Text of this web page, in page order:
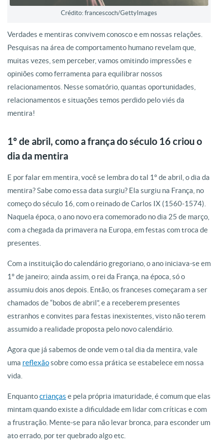
Crédito: francescoch/GettyImages
Verdades e mentiras convivem conosco e em nossas relações.
Pesquisas na área de comportamento humano revelam que,
muitas vezes, sem perceber, vamos omitindo impressões e
opiniões como ferramenta para equilibrar nossos
relacionamentos. Nesse somatório, quantas oportunidades,
relacionamentos e situações temos perdido pelo viés da
mentira!
1º de abril, como a frança do século 16 criou o
dia da mentira
E por falar em mentira, você se lembra do tal 1º de abril, o dia da
mentira? Sabe como essa data surgiu? Ela surgiu na França, no
começodo século 16, como reinado de Carlos IX (1560-1574).
Naquela época,oano novo era comemorado no dia 25 de março,
com a chegada da primavera na Europa, em festas com troca de
presentes.
Com a instituiçãodo calendário gregoriano, o ano iniciava-se em
1º de janeiro; ainda assim,o rei da França, na época, sóo
assumiu dois anos depois. Então, os franceses começaram a ser
chamados de “bobos de abril”, e a receberem presentes
estranhos e convites para festas inexistentes, visto nãoterem
assumido a realidade proposta pelo novo calendário.
Agora que já sabemos de onde vemotal dia da mentira, vale
uma reflexãosobre como essa prática se estabelece em nossa
vida.
Enquantocrianças e pela própria imaturidade, é comum que elas
mintam quando existe a dificuldade em lidar com críticas e com
a frustração. Mente-se para não levar bronca, para esconder um
ato errado, por ter quebrado algo etc.